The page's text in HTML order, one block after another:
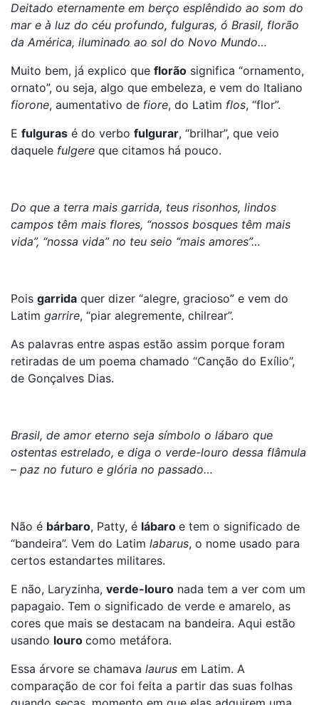
Deitado eternamente em berço esplêndido ao som do
mar e à luz do céu profundo, fulguras, ó Brasil, florão
da América, iluminado ao sol do Novo Mundo…
Muito bem, já explico que florão significa “ornamento,
ornato”, ou seja, algo que embeleza, e vem do Italiano
fiorone, aumentativo de fiore, do Latim flos, “flor”.
E fulguras é do verbo fulgurar, “brilhar”, que veio
daquele fulgere que citamos há pouco.
Do que a terra mais garrida, teus risonhos, lindos
campos têm mais flores, “nossos bosques têm mais
vida”, “nossa vida” no teu seio “mais amores”…
Pois garrida quer dizer “alegre, gracioso” e vem do
Latim garrire, “piar alegremente, chilrear”.
As palavras entre aspas estão assim porque foram
retiradas de um poema chamado “Canção do Exílio”,
de Gonçalves Dias.
Brasil, de amor eterno seja símbolo o lábaro que
ostentas estrelado, e diga o verde-louro dessa flâmula
– paz no futuro e glória no passado…
Não é bárbaro, Patty, é lábaro e tem o significado de
“bandeira”. Vem do Latim labarus, o nome usado para
certos estandartes militares.
E não, Laryzinha, verde-louro nada tem a ver com um
papagaio. Tem o significado de verde e amarelo, as
cores que mais se destacam na bandeira. Aqui estão
usando louro como metáfora.
Essa árvore se chamava laurus em Latim. A
comparação de cor foi feita a partir das suas folhas